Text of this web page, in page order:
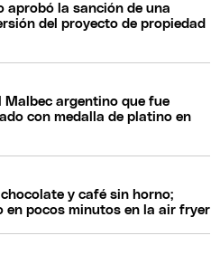
aprobó la sanción de una
del proyecto de propiedad
Malbec argentino que fue
con medalla de platino en
chocolate y café sin horno;
en pocos minutos en la air fryer